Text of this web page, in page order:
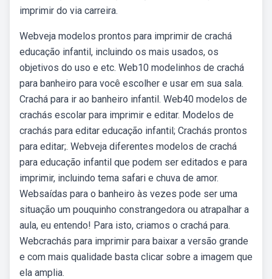
imprimir do via carreira.
Webveja modelos prontos para imprimir de crachá
educação infantil, incluindo os mais usados, os
objetivos do uso e etc. Web10 modelinhos de crachá
para banheiro para você escolher e usar em sua sala.
Crachá para ir ao banheiro infantil. Web40 modelos de
crachás escolar para imprimir e editar. Modelos de
crachás para editar educação infantil; Crachás prontos
para editar;. Webveja diferentes modelos de crachá
para educação infantil que podem ser editados e para
imprimir, incluindo tema safari e chuva de amor.
Websaídas para o banheiro às vezes pode ser uma
situação um pouquinho constrangedora ou atrapalhar a
aula, eu entendo! Para isto, criamos o crachá para.
Webcrachás para imprimir para baixar a versão grande
e com mais qualidade basta clicar sobre a imagem que
ela amplia.